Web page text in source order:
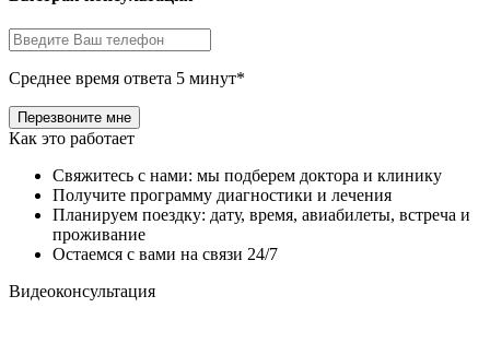
Среднее время ответа 5 минут*
Как это работает
Свяжитесь с нами: мы подберем доктора и клинику
Получите программу диагностики и лечения
Планируем поездку: дату, время, авиабилеты, встреча и
проживание
Остаемся с вами на связи 24/7
Видеоконсультация